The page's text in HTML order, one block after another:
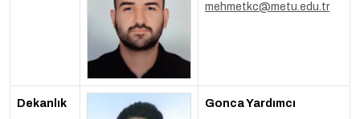
mehmetkc@metu.edu.tr
Dekanlık
Gonca Yardımcı